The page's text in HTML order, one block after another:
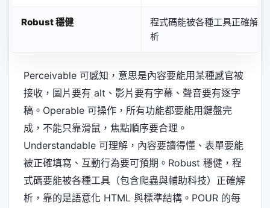
Robust 穩健
程式碼能被各種工具正確解
析
Perceivable 可感知，意思是內容要能用某種感官被
接收，圖片要有 alt、影片要有字幕、聲音要有逐字
稿。Operable 可操作，所有功能都要能用鍵盤完
成，不能只靠滑鼠，焦點順序要合理。
Understandable 可理解，內容要讀得懂、表單要能
被正確填寫、互動行為要可預期。Robust 穩健，程
式碼要能被各種工具（包含爬蟲與輔助科技）正確解
析，靠的是語意化 HTML 與標準結構。POUR 的每